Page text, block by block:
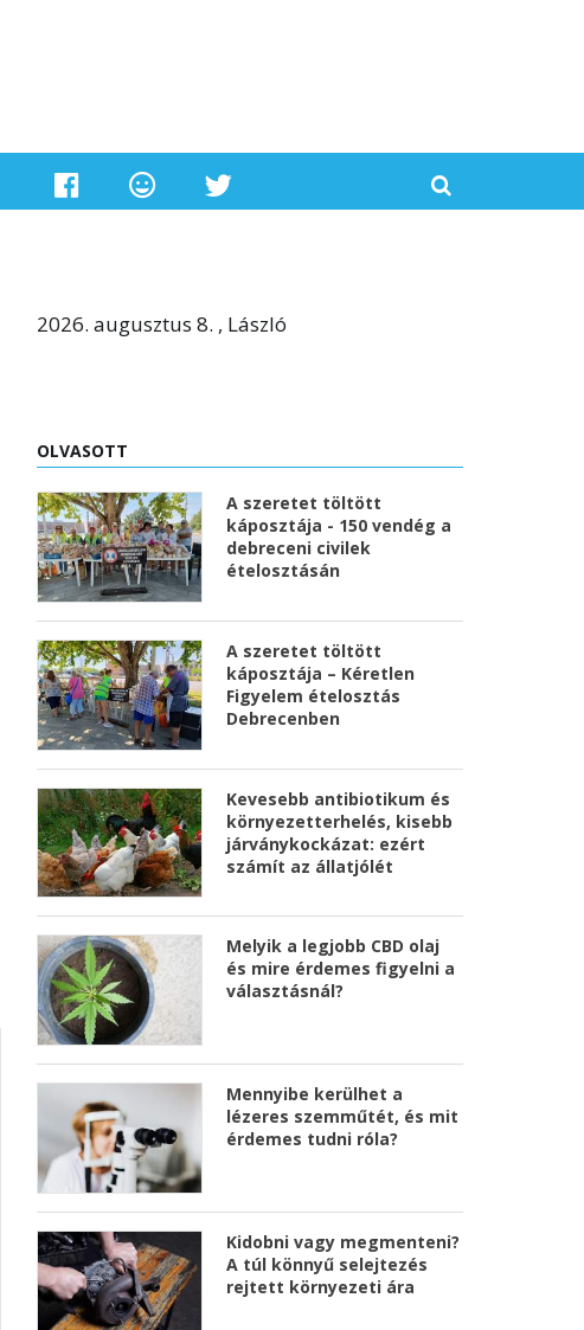
2026. augusztus 8. , László
OLVASOTT
A szeretet töltött
káposztája - 150 vendég a
debreceni civilek
ételosztásán
A szeretet töltött
káposztája – Kéretlen
Figyelem ételosztás
Debrecenben
Kevesebb antibiotikum és
környezetterhelés, kisebb
járványkockázat: ezért
számít az állatjólét
Melyik a legjobb CBD olaj
és mire érdemes figyelni a
választásnál?
Mennyibe kerülhet a
lézeres szemműtét, és mit
érdemes tudni róla?
Kidobni vagy megmenteni?
A túl könnyű selejtezés
rejtett környezeti ára